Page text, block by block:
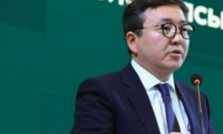
Дипломат төлөөлөгчийн